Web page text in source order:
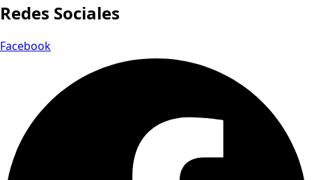
Redes Sociales
Facebook